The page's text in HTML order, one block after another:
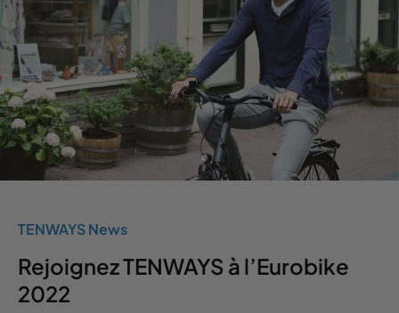
TENWAYS News
Rejoignez TENWAYS à l’Eurobike
2022